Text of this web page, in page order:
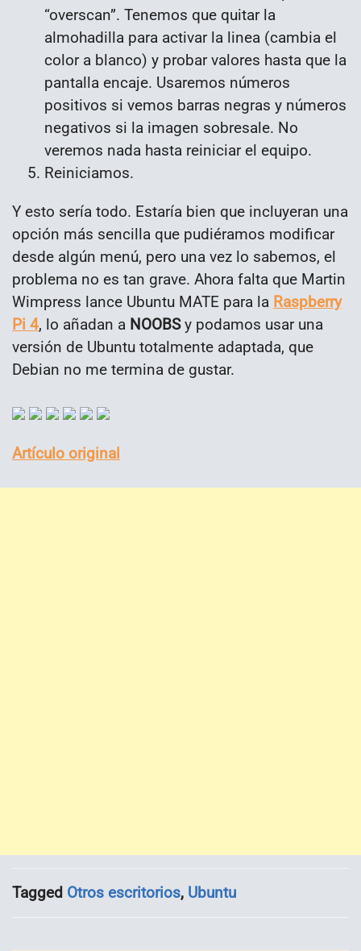
“overscan”. Tenemos que quitar la
almohadilla para activar la linea (cambia el
color a blanco) y probar valores hasta que la
pantalla encaje. Usaremos números
positivos si vemos barras negras y números
negativos si la imagen sobresale. No
veremos nada hasta reiniciar el equipo.
Reiniciamos.
Y esto sería todo. Estaría bien que incluyeran una
opción más sencilla que pudiéramos modificar
desde algún menú, pero una vez lo sabemos, el
problema no es tan grave. Ahora falta que Martin
Wimpress lance Ubuntu MATE para la Raspberry
Pi 4, lo añadan a NOOBSy podamos usar una
versión de Ubuntu totalmente adaptada, que
Debian no me termina de gustar.
Artículo original
Tagged Otros escritorios, Ubuntu